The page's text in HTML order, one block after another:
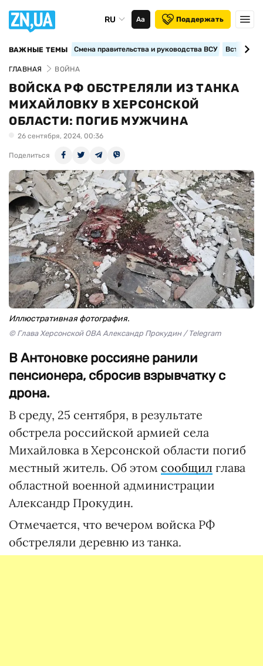
RU Аа Поддержать
ВАЖНЫЕ ТЕМЫ Смена правительства и руководства ВСУ
ГЛАВНАЯ ВОЙНА
ВОЙСКА РФ ОБСТРЕЛЯЛИ ИЗ ТАНКА
МИХАЙЛОВКУ В ХЕРСОНСКОЙ
ОБЛАСТИ: ПОГИБ МУЖЧИНА
26 сентября, 2024, 00:36
Поделиться
Иллюстративная фотография.
© Глава Херсонской ОВА Александр Прокудин / Telegram
В Антоновке россияне ранили
пенсионера, сбросив взрывчатку с
дрона.
В среду, 25 сентября, в результате
обстрела российской армией села
Михайловка в Херсонской области погиб
местный житель. Об этом сообщил глава
областной военной администрации
Александр Прокудин.
Отмечается, что вечером войска РФ
обстреляли деревню из танка.